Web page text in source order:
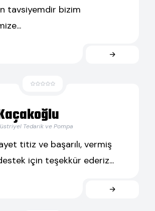
tavsiyemdir bizim
Tedarik ve Pompa
titiz ve başarılı, vermiş
için teşekkür ederiz...